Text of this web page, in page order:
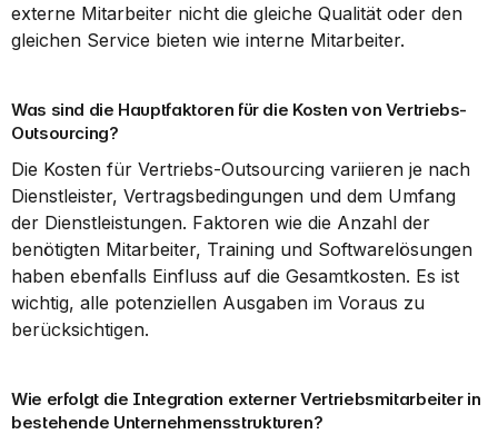
externe Mitarbeiter nicht die gleiche Qualität oder den
gleichen Service bieten wie interne Mitarbeiter.
Was sind die Hauptfaktoren für die Kosten von Vertriebs-
Outsourcing?
Die Kosten für Vertriebs-Outsourcing variieren je nach
Dienstleister, Vertragsbedingungen und dem Umfang
der Dienstleistungen. Faktoren wie die Anzahl der
benötigten Mitarbeiter, Training und Softwarelösungen
haben ebenfalls Einfluss auf die Gesamtkosten. Es ist
wichtig, alle potenziellen Ausgaben im Voraus zu
berücksichtigen.
Wie erfolgt die Integration externer Vertriebsmitarbeiter in
bestehende Unternehmensstrukturen?